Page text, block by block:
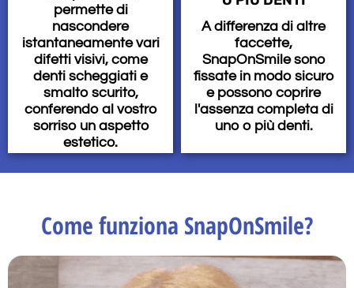
permette di
nascondere
istantaneamente vari
difetti visivi, come
denti scheggiati e
smalto scurito,
conferendo al vostro
sorriso un aspetto
estetico.
A differenza di altre
faccette,
SnapOnSmile sono
fissate in modo sicuro
e possono coprire
l'assenza completa di
uno o più denti.
Come funziona SnapOnSmile?